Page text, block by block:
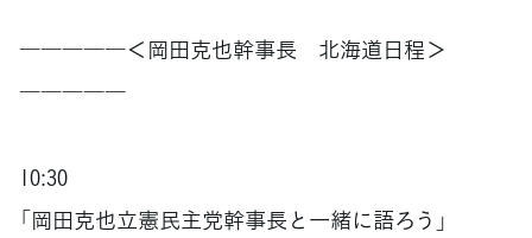
―――――＜岡田克也幹事長 北海道日程＞
―――――
10:30
「岡田克也立憲民主党幹事長と一緒に語ろう」